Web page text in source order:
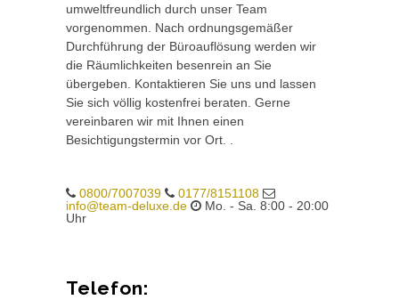
umweltfreundlich durch unser Team
vorgenommen. Nach ordnungsgemäßer
Durchführung der Büroauflösung werden wir
die Räumlichkeiten besenrein an Sie
übergeben. Kontaktieren Sie uns und lassen
Sie sich völlig kostenfrei beraten. Gerne
vereinbaren wir mit Ihnen einen
Besichtigungstermin vor Ort. .
0800/7007039
0177/8151108
info@team-deluxe.de
Mo. - Sa. 8:00 - 20:00
Uhr
Telefon: